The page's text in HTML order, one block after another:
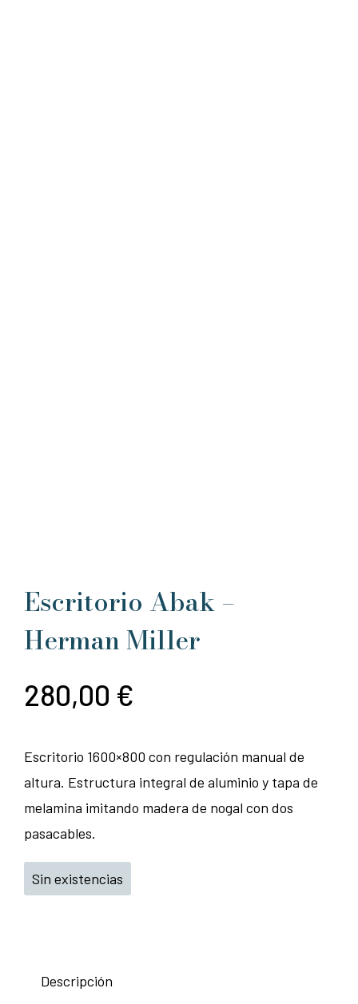
Escritorio Abak –
Herman Miller
280,00 €
Escritorio 1600×800 con regulación manual de
altura. Estructura integral de aluminio y tapa de
melamina imitando madera de nogal con dos
pasacables.
Sin existencias
Descripción